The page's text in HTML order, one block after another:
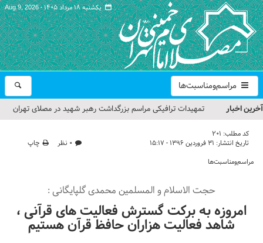
یکشنبه ۱۸ مرداد ۱۴۰۵ - Aug 9, 2026
مراسم‌ومناسبت‌ها
آخرین اخبار
تمهیدات ترافیکی مراسم بزرگداشت رهبر شهید در مصلای تهران
حجت‌الاسلام حاج علی‌اکبری؛ خطیب این هفته نماز جمعه تهران
معظم انقلاب
گزارش تصویری| مراسم نماز بر پیکر امام شهید انقلاب اسلامی ایران
گزارش تصویری| مراسم بزرگداشت آقای شهید ایران
کد مطلب: 201
تاریخ انتشار: ۳۱ فروردین ۱۳۹۶ - ۱۵:۱۷ ۰ نظر
چاپ
مراسم‌ومناسبت‌ها
حجت الاسلام و المسلمین محمدی گلپایگانی :
امروزه به برکت گسترش فعالیت های قرآنی ،
شاهد فعالیت هزاران حافظ قرآن هستیم